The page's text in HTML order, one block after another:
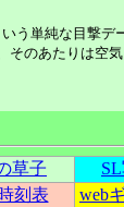
う単純な目撃デ
のあたりは空
草子
刻表 web